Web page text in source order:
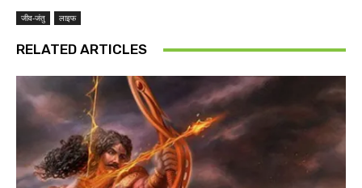
जीव-जंतु लाइफ
RELATED ARTICLES